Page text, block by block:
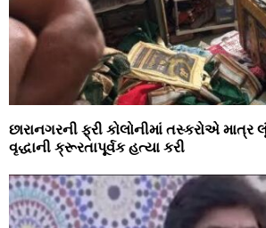
છારાનગરની ફ્રી કોલોનીમાં તસ્કરોએ માત્ર
વૃદ્ધાની ક્રૂરતાપૂર્વક હત્યા કરી